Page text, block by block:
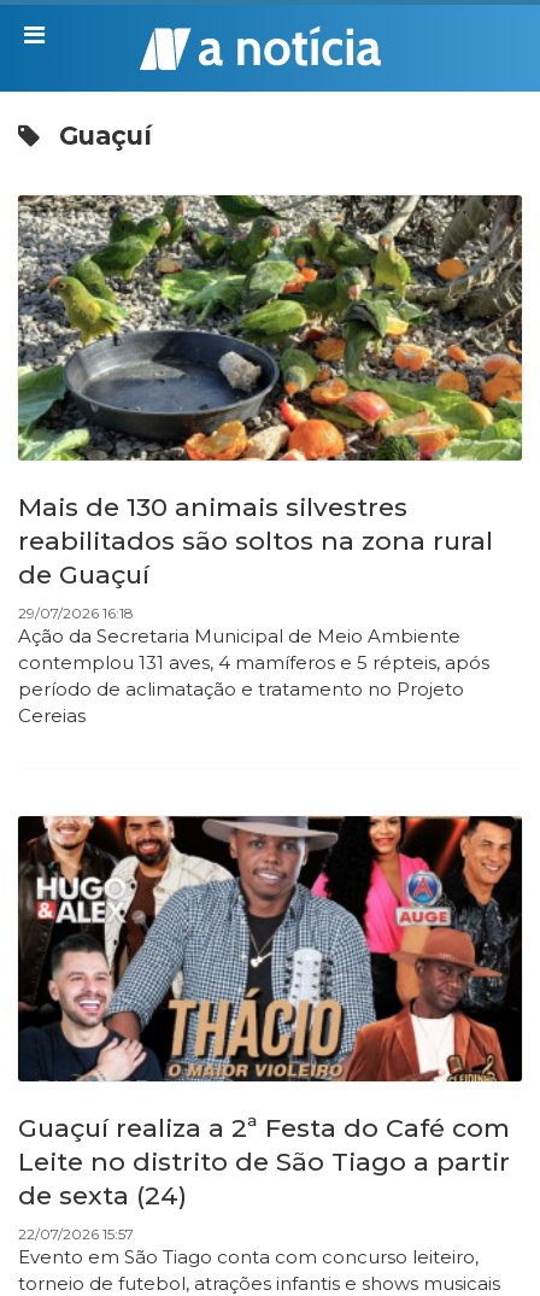
Guaçuí
Mais de 130 animais silvestres
reabilitados são soltos na zona rural
de Guaçuí
29/07/2026 16:18
Ação da Secretaria Municipal de Meio Ambiente
contemplou 131 aves, 4 mamíferos e 5 répteis, após
período de aclimatação e tratamento no Projeto
Cereias
Guaçuí realiza a 2ª Festa do Café com
Leite no distrito de São Tiago a partir
de sexta (24)
22/07/2026 15:57
Evento em São Tiago conta com concurso leiteiro,
torneio de futebol, atrações infantis e shows musicais